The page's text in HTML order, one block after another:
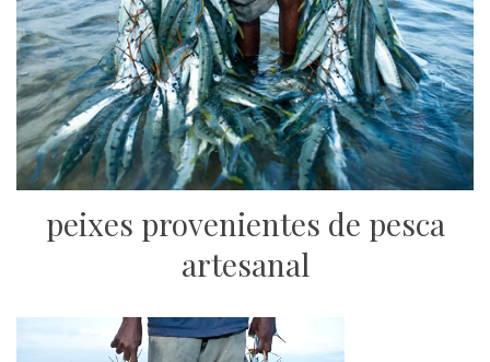
peixes provenientes de pesca
artesanal